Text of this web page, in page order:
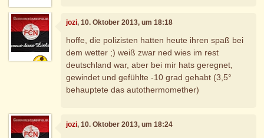
jozi, 10. Oktober 2013, um 18:18
hoffe, die polizisten hatten heute ihren spaß bei
dem wetter ;) weiß zwar ned wies im rest
deutschland war, aber bei mir hats geregnet,
gewindet und gefühlte -10 grad gehabt (3,5°
behauptete das autothermomether)
jozi, 10. Oktober 2013, um 18:24